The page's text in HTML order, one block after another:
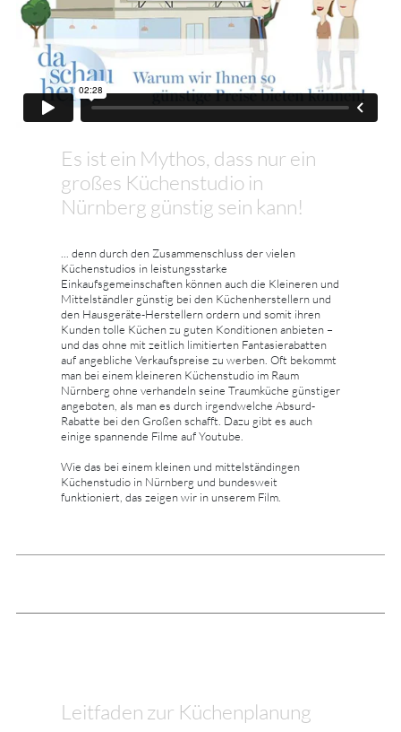
Es ist ein Mythos, dass nur ein
großes Küchenstudio in
Nürnberg günstig sein kann!
... denn durch den Zusammenschluss der vielen
Küchenstudios in leistungsstarke
Einkaufsgemeinschaften können auch die Kleineren und
Mittelständler günstig bei den Küchenherstellern und
den Hausgeräte-Herstellern ordern und somit ihren
Kunden tolle Küchen zu guten Konditionen anbieten –
und das ohne mit zeitlich limitierten Fantasierabatten
auf angebliche Verkaufspreise zu werben. Oft bekommt
man bei einem kleineren Küchenstudio im Raum
Nürnberg ohne verhandeln seine Traumküche günstiger
angeboten, als man es durch irgendwelche Absurd-
Rabatte bei den Großen schafft. Dazu gibt es auch
einige spannende Filme auf Youtube.
Wie das bei einem kleinen und mittelständingen
Küchenstudio in Nürnberg und bundesweit
funktioniert, das zeigen wir in unserem Film.
Leitfaden zur Küchenplanung